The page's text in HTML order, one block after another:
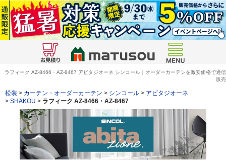
ラフィーク AZ-8466・AZ-8467 アビタジオーネ シンコール｜オーダーカーテンを激安価格で通信
販売
松装 > カーテン・オーダーカーテン > シンコール > アビタジオーネ
> SHAKOU > ラフィーク AZ-8466・AZ-8467